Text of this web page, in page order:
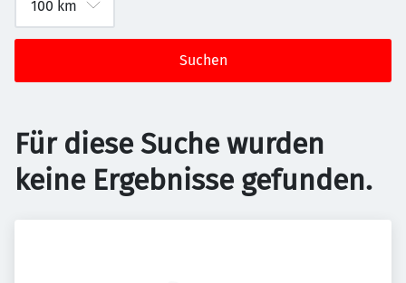
Suchen
Für diese Suche wurden
keine Ergebnisse gefunden.